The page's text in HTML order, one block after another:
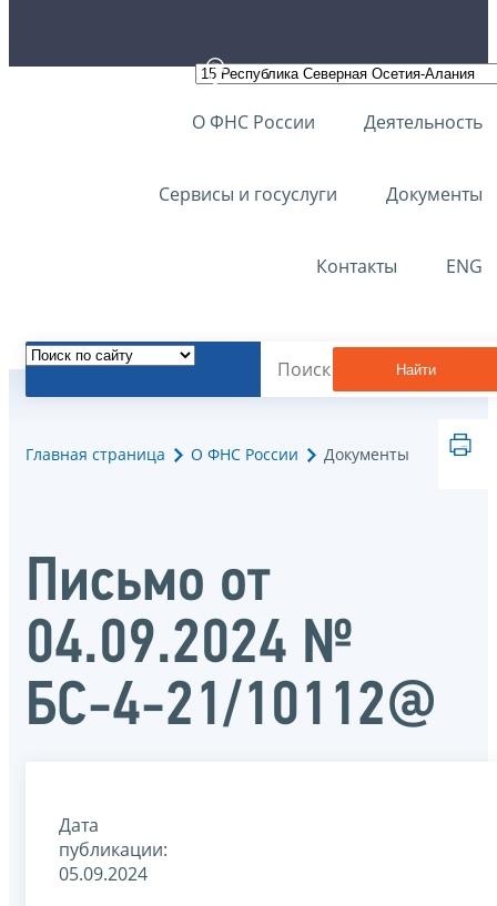
О ФНС России Деятельность
Сервисы и госуслуги Документы
Контакты ENG
Найти
Главная страница О ФНС России Документы
Письмо от
04.09.2024 №
БС-4-21/10112@
Дата
публикации:
05.09.2024